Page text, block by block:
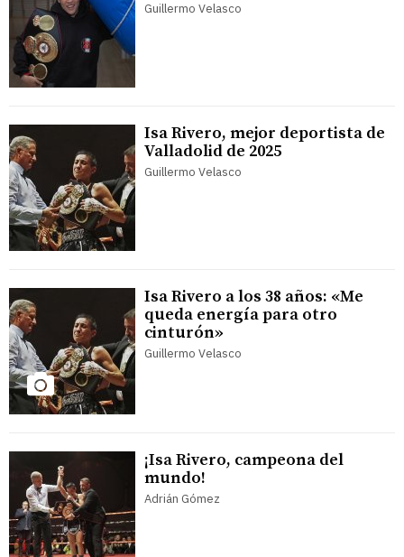
Guillermo Velasco
Isa Rivero, mejor deportista de
Valladolid de 2025
Guillermo Velasco
Isa Rivero a los 38 años: «Me
queda energía para otro
cinturón»
Guillermo Velasco
¡Isa Rivero, campeona del
mundo!
Adrián Gómez